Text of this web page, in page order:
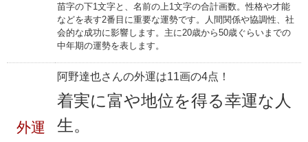
苗字の下1文字と、名前の上1文字の合計画数。性格や才能
などを表す2番目に重要な運勢です。人間関係や協調性、社
会的な成功に影響します。主に20歳から50歳ぐらいまでの
中年期の運勢を表します。
外運
阿野達也さんの外運は11画の4点！
着実に富や地位を得る幸運な人
生。